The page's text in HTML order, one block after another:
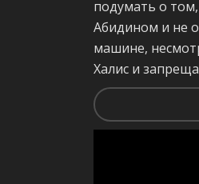
подумать о том,
Абидином и не
машине,
Халис и